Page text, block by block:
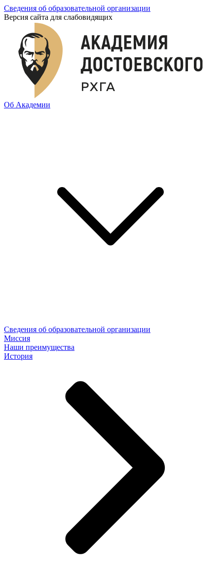
Сведения об образовательной организации
Версия сайта для слабовидящих
Об Академии
Сведения об образовательной организации
Миссия
Наши преимущества
История